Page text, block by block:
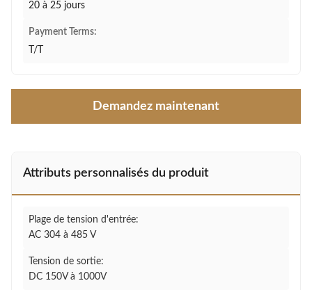
20 à 25 jours
Payment Terms:
T/T
Demandez maintenant
Attributs personnalisés du produit
Plage de tension d'entrée:
AC 304 à 485 V
Tension de sortie:
DC 150V à 1000V